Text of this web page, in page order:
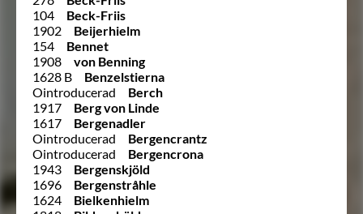
104
Beck-Friis
1902
Beijerhielm
154
Bennet
1908
von Benning
1628 B
Benzelstierna
Ointroducerad
Berch
1917
Berg von Linde
1617
Bergenadler
Ointroducerad
Bergencrantz
Ointroducerad
Bergencrona
1943
Bergenskjöld
1696
Bergenstråhle
1624
Bielkenhielm